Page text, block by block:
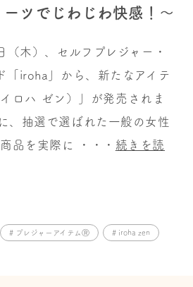
ツでじわじわ快感！〜
木）、セルフプレジャー・
「iroha」から、新たなアイテ
ロハ ゼン）」が発売されま
、抽選で選ばれた一般の女性
品を実際に ・・・ 続きを読
# プレジャーアイテムⓇ # iroha zen